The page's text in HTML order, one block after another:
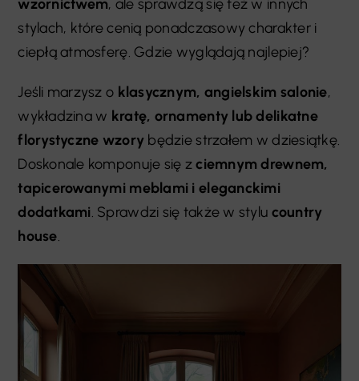
wzornictwem, ale sprawdzą się też w innych
stylach, które cenią ponadczasowy charakter i
ciepłą atmosferę. Gdzie wyglądają najlepiej?
Jeśli marzysz o klasycznym, angielskim salonie,
wykładzina w kratę, ornamenty lub delikatne
florystyczne wzory będzie strzałem w dziesiątkę.
Doskonale komponuje się zciemnym drewnem,
tapicerowanymi meblami i eleganckimi
dodatkami. Sprawdzi się także w stylu country
house.